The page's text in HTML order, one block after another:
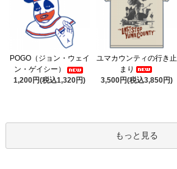
POGO（ジョン・ウェイ
ン・ゲイシー）
1,200円(税込1,320円)
ユマカウンティの行き止
まり
3,500円(税込3,850円)
もっと見る